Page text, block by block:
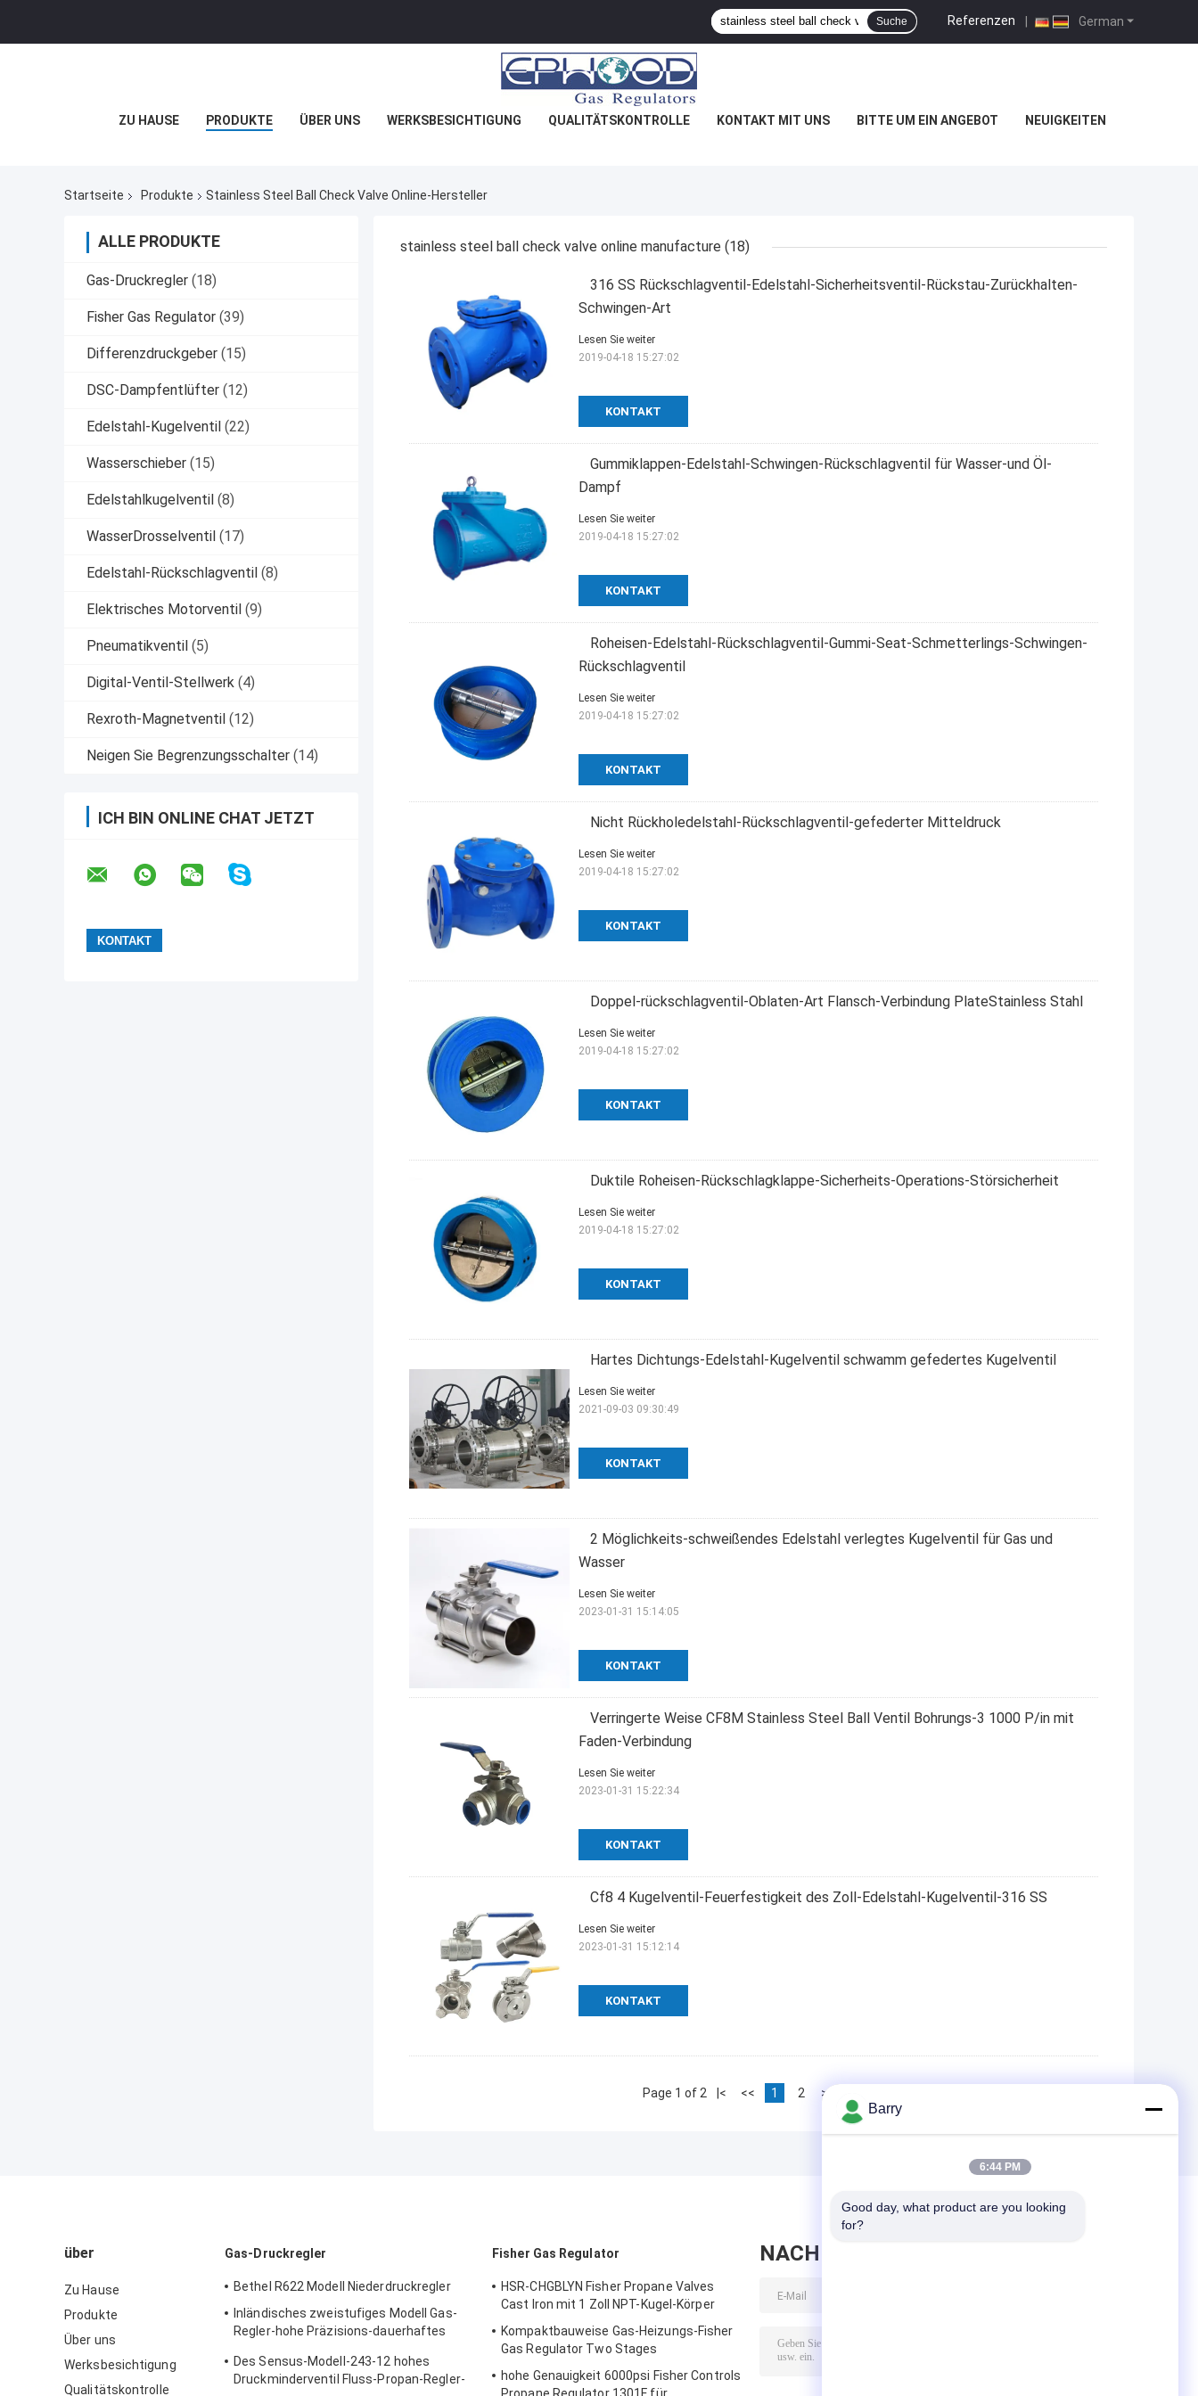
German
Referenzen |
Suche
ZU HAUSE PRODUKTE ÜBER UNS WERKSBESICHTIGUNG QUALITÄTSKONTROLLE KONTAKT MIT UNS BITTE UM EIN ANGEBOT NEUIGKEITEN
Startseite Produkte Stainless Steel Ball Check Valve Online-Hersteller
ALLE PRODUKTE
Gas-Druckregler (18)
Fisher Gas Regulator (39)
Differenzdruckgeber (15)
DSC-Dampfentlüfter (12)
Edelstahl-Kugelventil (22)
Wasserschieber (15)
Edelstahlkugelventil (8)
WasserDrosselventil (17)
Edelstahl-Rückschlagventil (8)
Elektrisches Motorventil (9)
Pneumatikventil (5)
Digital-Ventil-Stellwerk (4)
Rexroth-Magnetventil (12)
Neigen Sie Begrenzungsschalter (14)
ICH BIN ONLINE CHAT JETZT
stainless steel ball check valve online manufacture (18)
316 SS Rückschlagventil-Edelstahl-Sicherheitsventil-Rückstau-Zurückhalten-
Schwingen-Art
KONTAKT
Lesen Sie weiter
2019-04-18 15:27:02
Gummiklappen-Edelstahl-Schwingen-Rückschlagventil für Wasser-und Öl-
Dampf
KONTAKT
Lesen Sie weiter
2019-04-18 15:27:02
Roheisen-Edelstahl-Rückschlagventil-Gummi-Seat-Schmetterlings-Schwingen-
Rückschlagventil
KONTAKT
Lesen Sie weiter
2019-04-18 15:27:02
Nicht Rückholedelstahl-Rückschlagventil-gefederter Mitteldruck
KONTAKT
Lesen Sie weiter
2019-04-18 15:27:02
Doppel-rückschlagventil-Oblaten-Art Flansch-Verbindung PlateStainless Stahl
KONTAKT
Lesen Sie weiter
2019-04-18 15:27:02
Duktile Roheisen-Rückschlagklappe-Sicherheits-Operations-Störsicherheit
KONTAKT
Lesen Sie weiter
2019-04-18 15:27:02
Hartes Dichtungs-Edelstahl-Kugelventil schwamm gefedertes Kugelventil
KONTAKT
Lesen Sie weiter
2021-09-03 09:30:49
2 Möglichkeits-schweißendes Edelstahl verlegtes Kugelventil für Gas und
Wasser
KONTAKT
Lesen Sie weiter
2023-01-31 15:14:05
Verringerte Weise CF8M Stainless Steel Ball Ventil Bohrungs-3 1000 P/in mit
Faden-Verbindung
KONTAKT
Lesen Sie weiter
2023-01-31 15:22:34
Cf8 4 Kugelventil-Feuerfestigkeit des Zoll-Edelstahl-Kugelventil-316 SS
KONTAKT
Lesen Sie weiter
2023-01-31 15:12:14
Page 1 of 2 |< << 1 2 >>
über
Zu Hause
Produkte
Über uns
Werksbesichtigung
Qualitätskontrolle
Gas-Druckregler
Bethel R622 Modell Niederdruckregler
Inländisches zweistufiges Modell Gas-
Regler-hohe Präzisions-dauerhaftes
Des Sensus-Modell-243-12 hohes
Druckminderventil Fluss-Propan-Regler-
Fisher Gas Regulator
HSR-CHGBLYN Fisher Propane Valves
Cast Iron mit 1 Zoll NPT-Kugel-Körper
Kompaktbauweise Gas-Heizungs-Fisher
Gas Regulator Two Stages
hohe Genauigkeit 6000psi Fisher Controls
NACHRICHT HINTERLASSEN
Barry
6:44 PM
Good day, what product are you looking
for?